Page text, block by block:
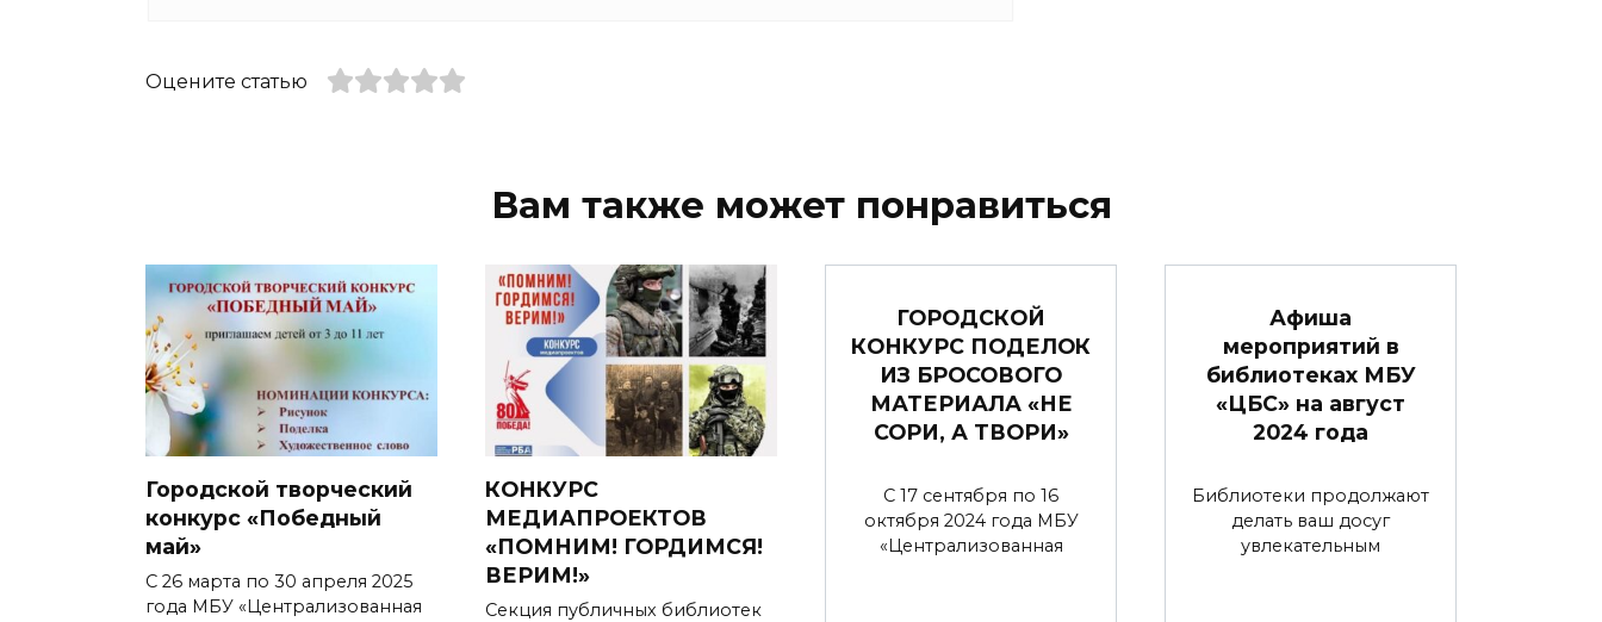
Оцените статью
Вам также может понравиться
Городской творческий
конкурс «Победный
май»
С 26 марта по 30 апреля 2025
года МБУ «Централизованная
КОНКУРС
МЕДИАПРОЕКТОВ
«ПОМНИМ! ГОРДИМСЯ!
ВЕРИМ!»
Секция публичных библиотек
ГОРОДСКОЙ
КОНКУРС ПОДЕЛОК
ИЗ БРОСОВОГО
МАТЕРИАЛА «НЕ
СОРИ, А ТВОРИ»
С 17 сентября по 16
октября 2024 года МБУ
«Централизованная
Афиша
мероприятий в
библиотеках МБУ
«ЦБС» на август
2024 года
Библиотеки продолжают
делать ваш досуг
увлекательным